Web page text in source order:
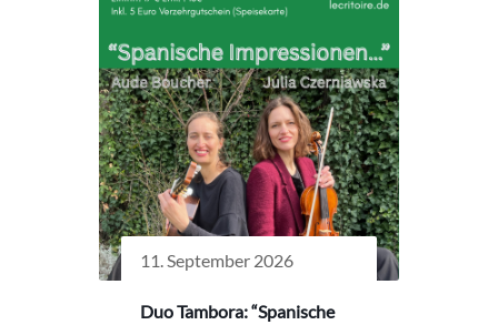
11. September 2026
Duo Tambora: “Spanische